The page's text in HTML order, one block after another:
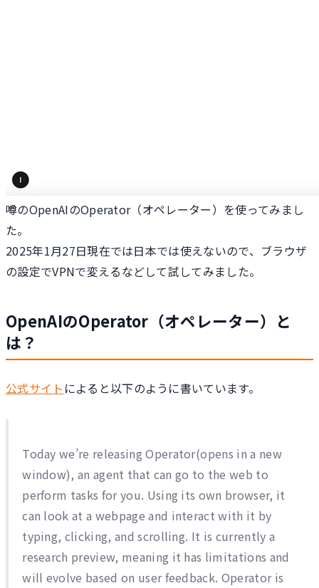
噂のOpenAIのOperator（オペレーター）を使ってみまし
た。
2025年1月27日現在では日本では使えないので、ブラウザ
の設定でVPNで変えるなどして試してみました。
OpenAIのOperator（オペレーター）と
は？
公式サイト によると以下のように書いています。
Today we’re releasing Operator⁠(opens in a new
window), an agent that can go to the web to
perform tasks for you. Using its own browser, it
can look at a webpage and interact with it by
typing, clicking, and scrolling. It is currently a
research preview, meaning it has limitations and
will evolve based on user feedback. Operator is